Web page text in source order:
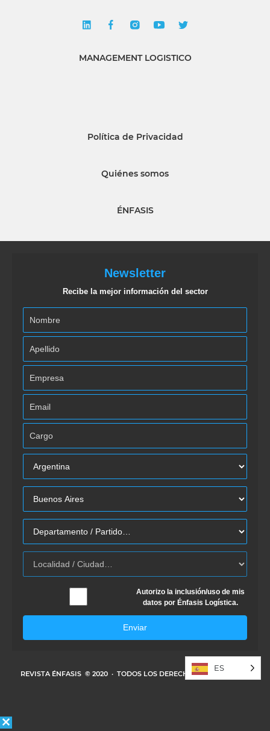
MANAGEMENT LOGISTICO
Política de Privacidad
Quiénes somos
ÉNFASIS
Newsletter
Recibe la mejor información del sector
Autorizo la inclusión/uso de mis
datos por Énfasis Logística.
Enviar
REVISTA ÉNFASIS © 2020 · TODOS LOS DERECHOS RESERVADOS
ES